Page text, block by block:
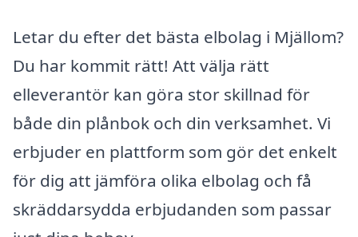
Letar du efter det bästa elbolag i Mjällom?
Du har kommit rätt! Att välja rätt
elleverantör kan göra stor skillnad för
både din plånbok och din verksamhet. Vi
erbjuder en plattform som gör det enkelt
för dig att jämföra olika elbolag och få
skräddarsydda erbjudanden som passar